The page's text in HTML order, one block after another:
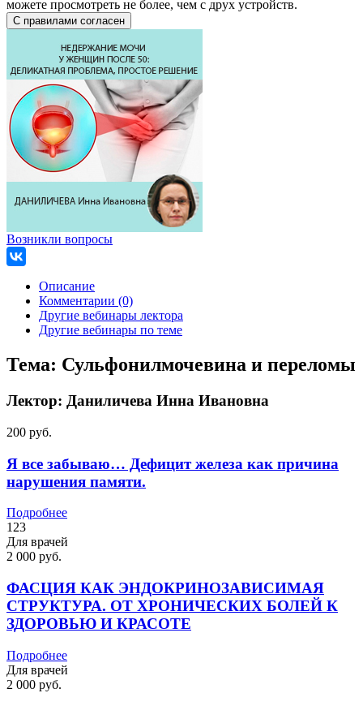
можете просмотреть не более, чем с друх устройств.
Возникли вопросы
Описание
Комментарии (0)
Другие вебинары лектора
Другие вебинары по теме
Тема: Сульфонилмочевина и переломы
Лектор: Даниличева Инна Ивановна
200 руб.
Я все забываю… Дефицит железа как причина
нарушения памяти.
Подробнее
123
Для врачей
2 000 руб.
ФАСЦИЯ КАК ЭНДОКРИНОЗАВИСИМАЯ
СТРУКТУРА. ОТ ХРОНИЧЕСКИХ БОЛЕЙ К
ЗДОРОВЬЮ И КРАСОТЕ
Подробнее
Для врачей
2 000 руб.